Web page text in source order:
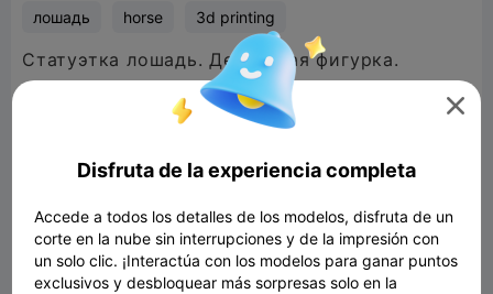
лошадь horse 3d printing
Статуэтка лошадь. Детальная фигурка.

Disfruta de la experiencia completa
Accede a todos los detalles de los modelos, disfruta de un
corte en la nube sin interrupciones y de la impresión con
un solo clic. ¡Interactúa con los modelos para ganar puntos
exclusivos y desbloquear más sorpresas solo en la